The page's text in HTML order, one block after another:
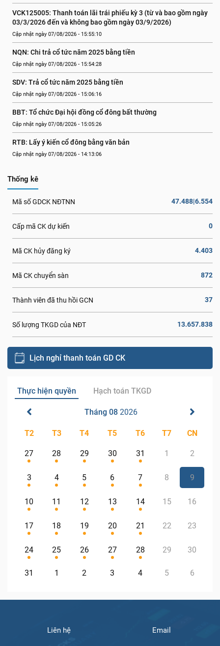
VCK125005: Thanh toán lãi trái phiếu kỳ 3 (từ và bao gồm ngày
03/3/2026 đến và không bao gồm ngày 03/9/2026)
Cập nhật ngày 07/08/2026 - 15:55:10
NQN: Chi trả cổ tức năm 2025 bằng tiền
Cập nhật ngày 07/08/2026 - 15:54:28
SDV: Trả cổ tức năm 2025 bằng tiền
Cập nhật ngày 07/08/2026 - 15:06:16
BBT: Tổ chức Đại hội đồng cổ đông bất thường
Cập nhật ngày 07/08/2026 - 15:05:26
RTB: Lấy ý kiến cổ đông bằng văn bản
Cập nhật ngày 07/08/2026 - 14:13:06
Thống kê
Mã số GDCK NĐTNN 47.488|6.554
Cấp mã CK dự kiến 0
Mã CK hủy đăng ký 4.403
Mã CK chuyển sàn 872
Thành viên đã thu hồi GCN 37
Số lượng TKGD của NĐT 13.657.838
Lịch nghỉ thanh toán GD CK
Thực hiện quyền Hạch toán TKGD
Tháng 08 2026
T2 T3 T4 T5 T6 T7 CN
27 28 29 30 31 1 2
3 4 5 6 7 8 9
10 11 12 13 14 15 16
17 18 19 20 21 22 23
24 25 26 27 28 29 30
31 1 2 3 4 5 6
Liên hệ Email